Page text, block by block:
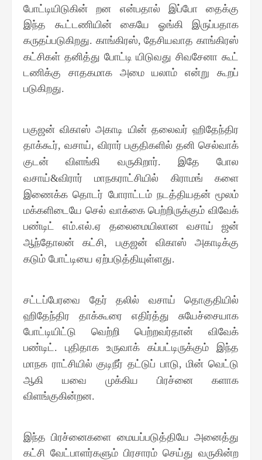
போட்டியிடுகின் றன என்பதால் இப்போ தைக்கு
இந்த கூட்டணியின் கையே ஓங்கி இருப்பதாக
கருதப்படுகிறது. காங்கிரஸ்,தேசியவாத காங்கிரஸ்
கட்சிகள் தனித்து போட்டி யிடுவது சிவசேனா கூட்
டணிக்கு சாதகமாக அமை யலாம் என்று கூறப்
படுகிறது.
பகுஜன் விகாஸ் அகாடி யின் தலைவர் ஹிதேந்திர
தாக்கூர், வசாய், விரார் பகுதிகளில் தனி செல்வாக்
குடன் விளங்கி வருகிறார். இதே போல
வசாய்&விரார் மாநகராட்சியில் கிராமங் களை
இணைக்க தொடர் போராட்டம் நடத்தியதன் மூலம்
மக்களிடையே செல் வாக்கை பெற்றிருக்கும் விவேக்
பண்டிட் எம்.எல்.ஏ தலைமையிலான வசாய் ஜன்
ஆந்தோலன் கட்சி, பகுஜன் விகாஸ் அகாடிக்கு
கடும் போட்டியை ஏற்படுத்தியுள்ளது.
சட்டப்பேரவை தேர் தலில் வசாய் தொகுதியில்
ஹிதேந்திர தாக்கூரை எதிர்த்து சுயேச்சையாக
போட்டியிட்டு வெற்றி பெற்றவர்தான் விவேக்
பண்டிட். புதிதாக உருவாக் கப்பட்டிருக்கும் இந்த
மாநக ராட்சியில் குடிநீர் தட்டுப் பாடு,மின் வெட்டு
ஆகி யவை முக்கிய பிரச்னை களாக
விளங்குகின்றன.
இந்த பிரச்னைகளை மையப்படுத்தியே அனைத்து
கட்சி வேட்பாளர்களும் பிரசாரம் செய்து வருகின்ற